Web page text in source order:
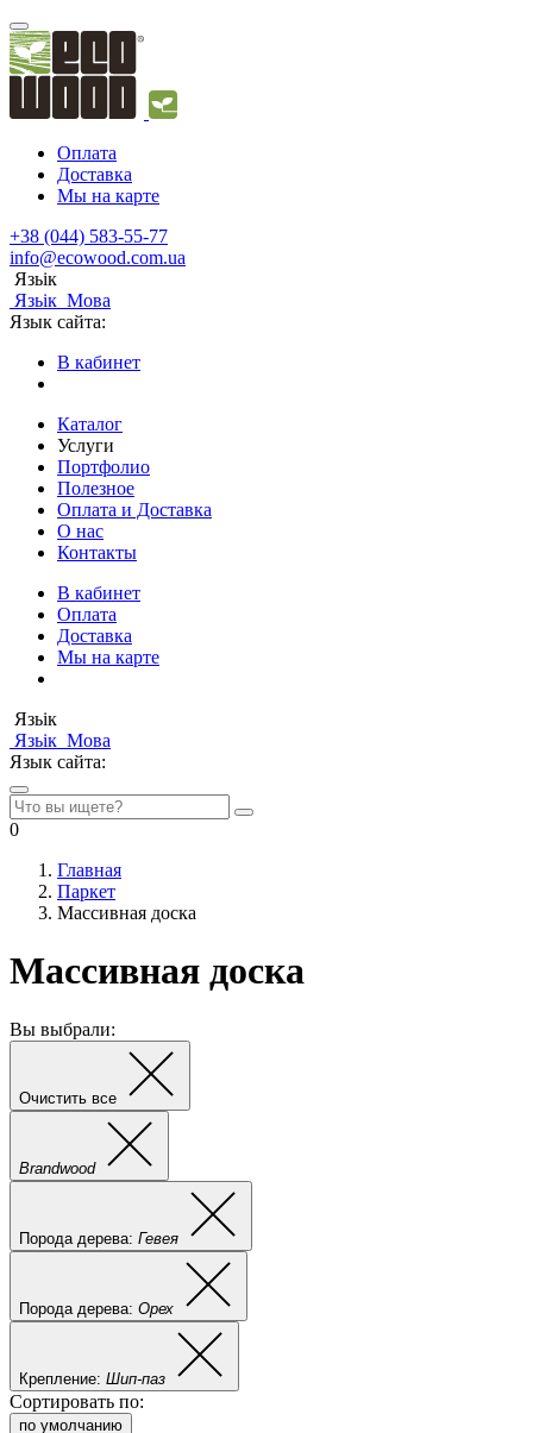
Оплата
Доставка
Мы на карте
+38 (044) 583-55-77
info@ecowood.com.ua
Язьік
Язьік Мова
Язык сайта:
В кабинет
Каталог
Услуги
Портфолио
Полезное
Оплата и Доставка
О нас
Контакты
В кабинет
Оплата
Доставка
Мы на карте
Язьік
Язьік Мова
Язык сайта:
0
Главная
Паркет
Массивная доска
Массивная доска
Вы выбрали:
Очистить все
Brandwood
Порода дерева: Гевея
Порода дерева: Орех
Крепление: Шип-паз
Сортировать по:
по умолчанию